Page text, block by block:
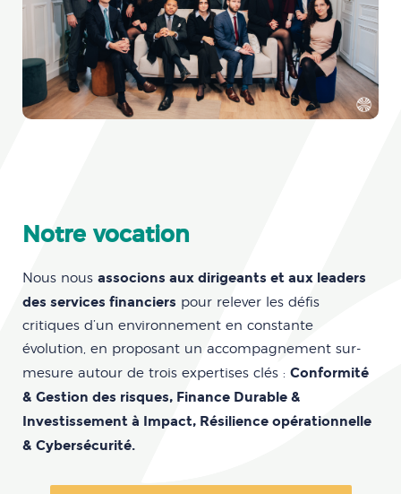
Notre vocation
Nous nous associons aux dirigeants et aux leaders
des services financiers pour relever les défis
critiques d’un environnement en constante
évolution, en proposant un accompagnement sur-
mesure autour de trois expertises clés : Conformité
& Gestion des risques, Finance Durable &
Investissement à Impact, Résilience opérationnelle
& Cybersécurité.